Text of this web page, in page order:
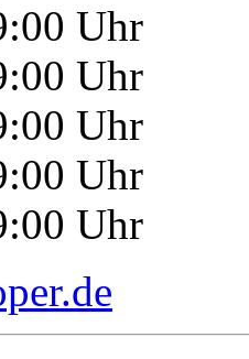
Uhr
Uhr
Uhr
Uhr
Uhr